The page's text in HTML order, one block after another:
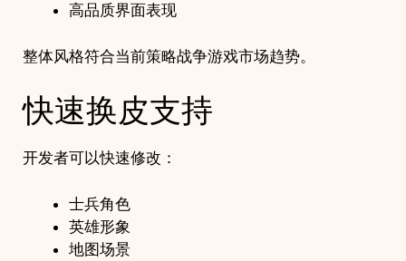
高品质界面表现
整体风格符合当前策略战争游戏市场趋势。
快速换皮支持
开发者可以快速修改：
士兵角色
英雄形象
地图场景